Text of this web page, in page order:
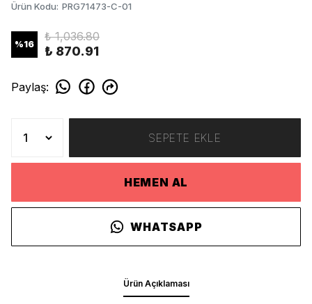
Ürün Kodu: PRG71473-C-01
%16
₺ 1,036.80
₺ 870.91
Paylaş:
SEPETE EKLE
HEMEN AL
WHATSAPP
Ürün Açıklaması